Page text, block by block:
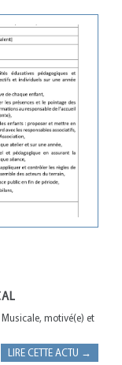
motivé(e) et
LIRE CETTE ACTU →